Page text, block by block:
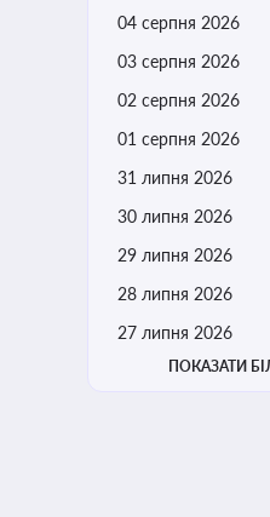
04 серпня 2026
03 серпня 2026
02 серпня 2026
01 серпня 2026
31 липня 2026
30 липня 2026
29 липня 2026
28 липня 2026
27 липня 2026
ПОКАЗАТИ